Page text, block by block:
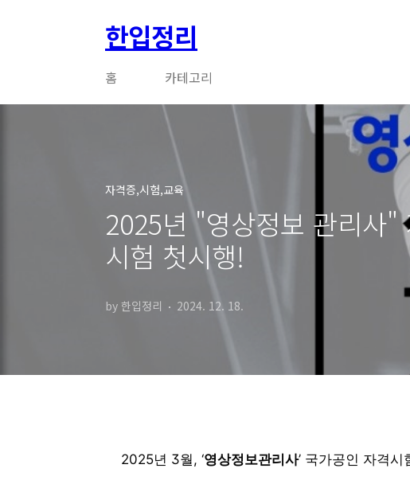
한입정리
홈 카테고리
자격증,시험,교육
2025년 "영상정보 관리사"
시험 첫시행!
by 한입정리 2024. 12. 18.
2025년 3월, ‘영상정보관리사’ 국가공인 자격